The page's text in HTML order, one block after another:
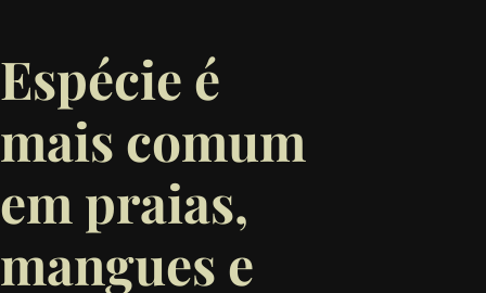
Espécie é
mais comum
em praias,
mangues e